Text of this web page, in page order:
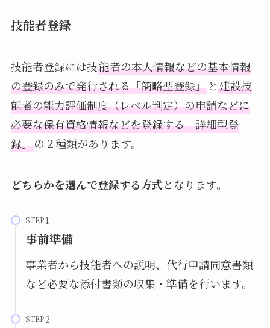
技能者登録
技能者登録には技能者の本人情報などの基本情報
の登録のみで発行される「簡略型登録」と 建設技
能者の能力評価制度（レベル判定）の申請などに
必要な保有資格情報などを登録する「詳細型登
録」の２種類があります。
どちらかを選んで登録する方式となります。
STEP
事前準備
事業者から技能者への説明、代行申請同意書類
など必要な添付書類の収集・準備を行います。
STEP